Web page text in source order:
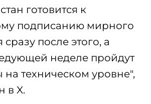
готовится к
подписанию мирного
после этого, а
неделе пройдут
на техническом уровне",
в X.